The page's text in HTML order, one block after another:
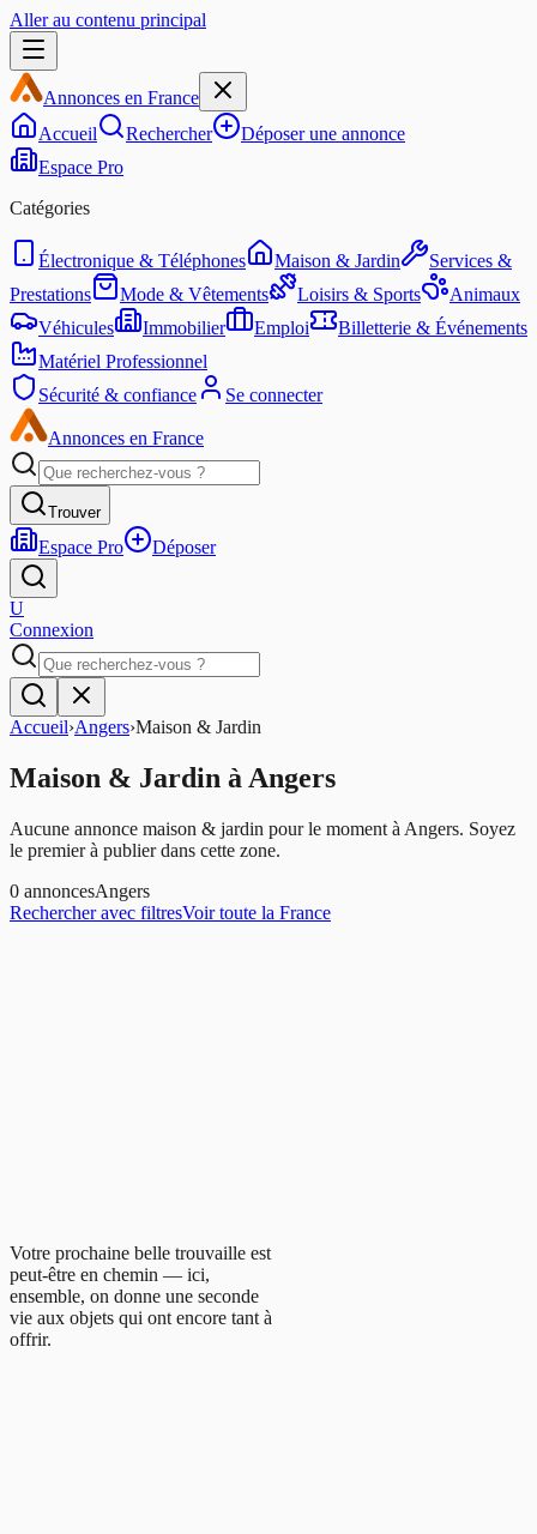
Aller au contenu principal
Annonces en France
Accueil
Rechercher
Déposer une annonce
Espace Pro
Catégories
Électronique & Téléphones Maison & Jardin
Services &
Prestations
Mode & Vêtements Loisirs & Sports
Animaux
Véhicules
Immobilier Emploi
Billetterie & Événements
Matériel Professionnel
Sécurité & confiance
Se connecter
Annonces en France
Trouver
Espace Pro Déposer
U
Connexion
Accueil›Angers›Maison & Jardin
Maison & Jardin à Angers
Aucune annonce maison & jardin pour le moment à Angers. Soyez
le premier à publier dans cette zone.
0 annoncesAngers
Rechercher avec filtresVoir toute la France
Votre prochaine belle trouvaille est
peut-être en chemin — ici,
ensemble, on donne une seconde
vie aux objets qui ont encore tant à
offrir.